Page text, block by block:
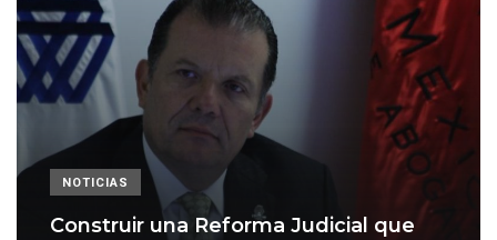
NOTICIAS
Construir una Reforma Judicial que